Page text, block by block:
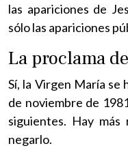
las apariciones de
sólo las apariciones
La proclama
Sí, la Virgen María se
de noviembre de
siguientes. Hay
negarlo.